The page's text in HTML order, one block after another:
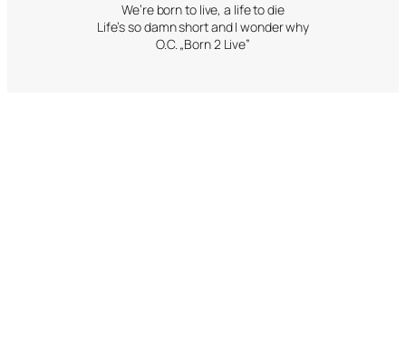
We’re born to live, a life to die
Life’s so damn short and I wonder why
O.C. „Born 2 Live”